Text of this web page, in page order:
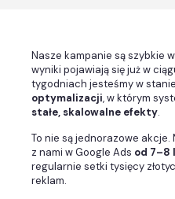
Nasze kampanie są szybkie
wyniki pojawiają się już w
tygodniach jesteśmy w
optymalizacji, w którym
stałe, skalowalne efekty.
To nie są jednorazowe akcje.
z nami w Google Ads od 7–8
regularnie setki tysięcy
reklam.